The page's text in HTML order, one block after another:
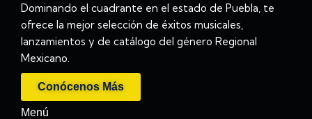
Dominando el cuadrante en el estado de Puebla, te
ofrece la mejor selección de éxitos musicales,
lanzamientos y de catálogo del género Regional
Mexicano.
Conócenos Más
Menú